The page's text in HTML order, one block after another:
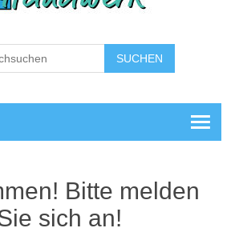
Bitte melden
sich an!